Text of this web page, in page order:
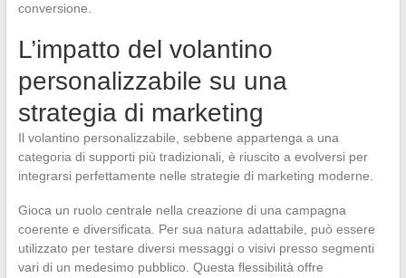
conversione.
L’impatto del volantino
personalizzabile su una
strategia di marketing
Il volantino personalizzabile, sebbene appartenga a una
categoria di supporti più tradizionali, è riuscito a evolversi per
integrarsi perfettamente nelle strategie di marketing moderne.
Gioca un ruolo centrale nella creazione di una campagna
coerente e diversificata. Per sua natura adattabile, può essere
utilizzato per testare diversi messaggi o visivi presso segmenti
vari di un medesimo pubblico. Questa flessibilità offre